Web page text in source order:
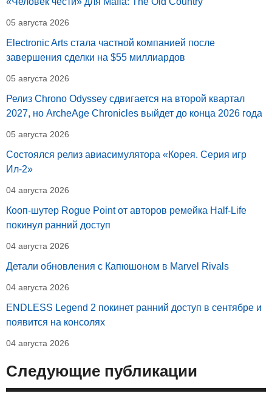
05 августа 2026
Electronic Arts стала частной компанией после
завершения сделки на $55 миллиардов
05 августа 2026
Релиз Chrono Odyssey сдвигается на второй квартал
2027, но ArcheAge Chronicles выйдет до конца 2026 года
05 августа 2026
Состоялся релиз авиасимулятора «Корея. Серия игр
Ил-2»
04 августа 2026
Кооп-шутер Rogue Point от авторов ремейка Half-Life
покинул ранний доступ
04 августа 2026
Детали обновления с Капюшоном в Marvel Rivals
04 августа 2026
ENDLESS Legend 2 покинет ранний доступ в сентябре и
появится на консолях
04 августа 2026
Следующие публикации